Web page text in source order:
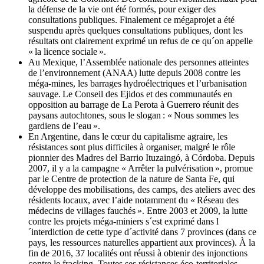
la défense de la vie ont été formés, pour exiger des
consultations publiques. Finalement ce mégaprojet a été
suspendu après quelques consultations publiques, dont les
résultats ont clairement exprimé un refus de ce qu´on appelle
« la licence sociale ».
Au Mexique, l’Assemblée nationale des personnes atteintes
de l’environnement (ANAA) lutte depuis 2008 contre les
méga-mines, les barrages hydroélectriques et l’urbanisation
sauvage. Le Conseil des Ejidos et des communautés en
opposition au barrage de La Perota à Guerrero réunit des
paysans autochtones, sous le slogan : « Nous sommes les
gardiens de l’eau ».
En Argentine, dans le cœur du capitalisme agraire, les
résistances sont plus difficiles à organiser, malgré le rôle
pionnier des Madres del Barrio Ituzaingó, à Córdoba. Depuis
2007, il y a la campagne « Arrêter la pulvérisation », promue
par le Centre de protection de la nature de Santa Fe, qui
développe des mobilisations, des camps, des ateliers avec des
résidents locaux, avec l’aide notamment du « Réseau des
médecins de villages fauchés ». Entre 2003 et 2009, la lutte
contre les projets méga-miniers s´est exprimé dans l
´interdiction de cette type d´activité dans 7 provinces (dans ce
pays, les ressources naturelles appartient aux provinces). À la
fin de 2016, 37 localités ont réussi à obtenir des injonctions